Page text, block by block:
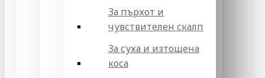
За пърхот и
чувствителен скалп
За суха и изтощена
коса